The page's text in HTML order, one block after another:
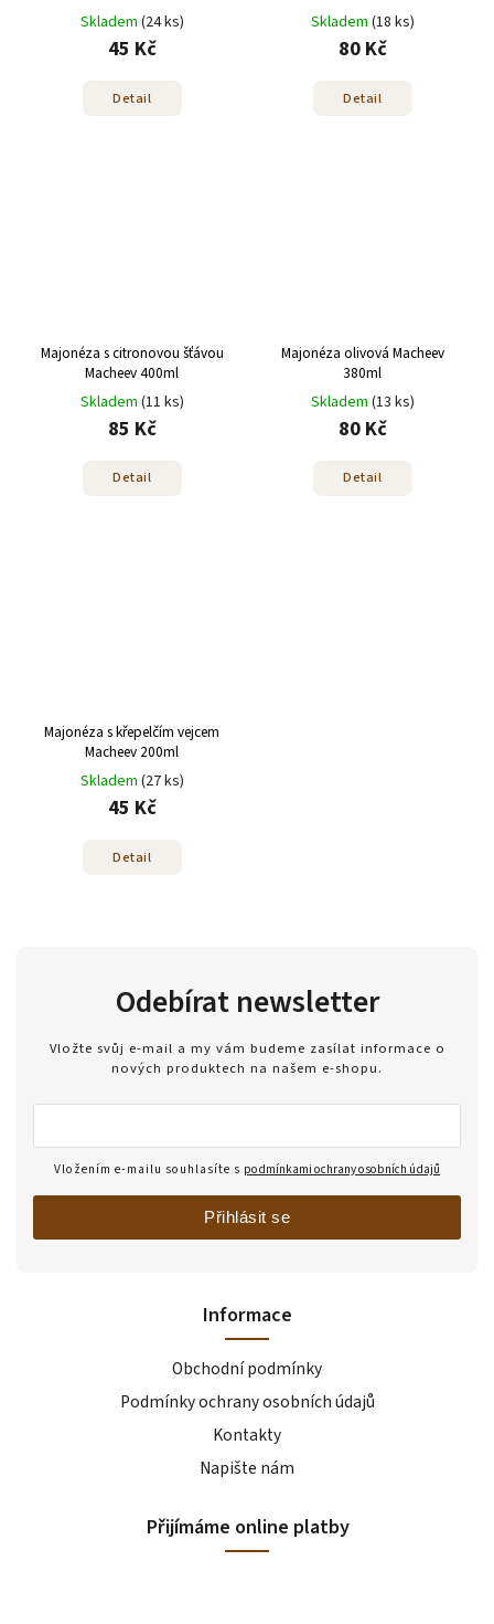
Skladem (24 ks)
45 Kč
Detail
Skladem (18 ks)
80 Kč
Detail
Majonéza s citronovou šťávou
Macheev 400ml
Skladem (11 ks)
85 Kč
Detail
Majonéza olivová Macheev
380ml
Skladem (13 ks)
80 Kč
Detail
Majonéza s křepelčím vejcem
Macheev 200ml
Skladem (27 ks)
45 Kč
Detail
Informace
Obchodní podmínky
Podmínky ochrany osobních údajů
Kontakty
Napište nám
Přijímáme online platby
Odebírat newsletter
Vložte svůj e-mail a my vám budeme zasílat informace o
nových produktech na našem e-shopu.
Vložením e-mailu souhlasíte s podmínkami ochrany osobních údajů
Přihlásit se